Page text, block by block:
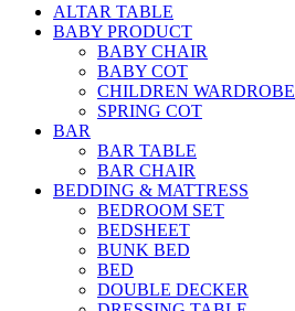
ALTAR TABLE
BABY PRODUCT
BABY CHAIR
BABY COT
CHILDREN WARDROBE
SPRING COT
BAR
BAR TABLE
BAR CHAIR
BEDDING & MATTRESS
BEDROOM SET
BEDSHEET
BUNK BED
BED
DOUBLE DECKER